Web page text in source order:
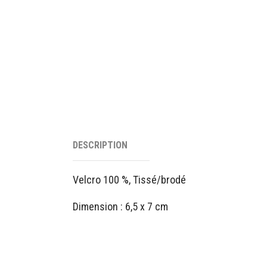
DESCRIPTION
Velcro 100 %, Tissé/brodé
Dimension : 6,5 x 7 cm